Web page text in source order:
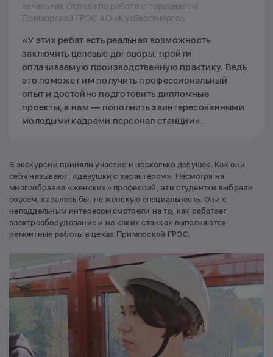
начальник Отдела по работе с персоналом
Приморской ГРЭС АО «Кузбассэнерго»
«У этих ребят есть реальная возможность
заключить целевые договоры, пройти
оплачиваемую производственную практику. Ведь
это поможет им получить профессиональный
опыт и достойно подготовить дипломные
проекты, а нам — пополнить заинтересованными
молодыми кадрами персонал станции».
В экскурсии приняли участие и несколько девушек. Как они
себя называют, «девушки с характером». Несмотря на
многообразие «женских» профессий, эти студентки выбрали
совсем, казалось бы, не женскую специальность. Они с
неподдельным интересом смотрели на то, как работает
электрооборудование и на каких станках выполняются
ремонтные работы в цехах Приморской ГРЭС.